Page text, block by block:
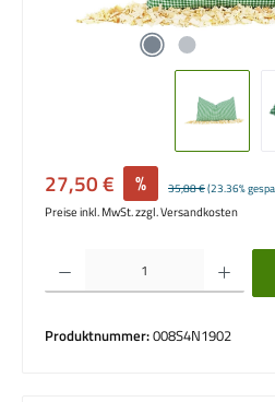
Verkaufspreis:
27,50 € % Regulärer Preis:
35,88 €(23.36%
Preise inkl. MwSt. zzgl. Versandkosten
Produkt Anzahl: Gib den gewünschten
Produktnummer:008S4N1902